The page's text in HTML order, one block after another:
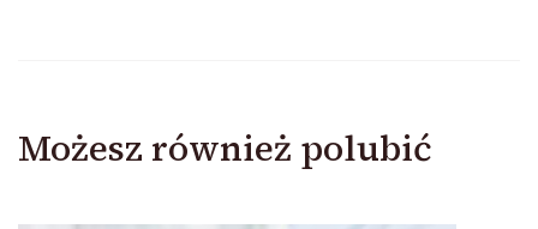
Możesz również polubić